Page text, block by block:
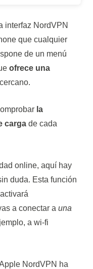
interfaz NordVPN
que cualquier
de un menú
ofrece una
la
cargade cada
online, aquí hay
duda. Esta función
a conectar a una
a wi-fi
NordVPN ha